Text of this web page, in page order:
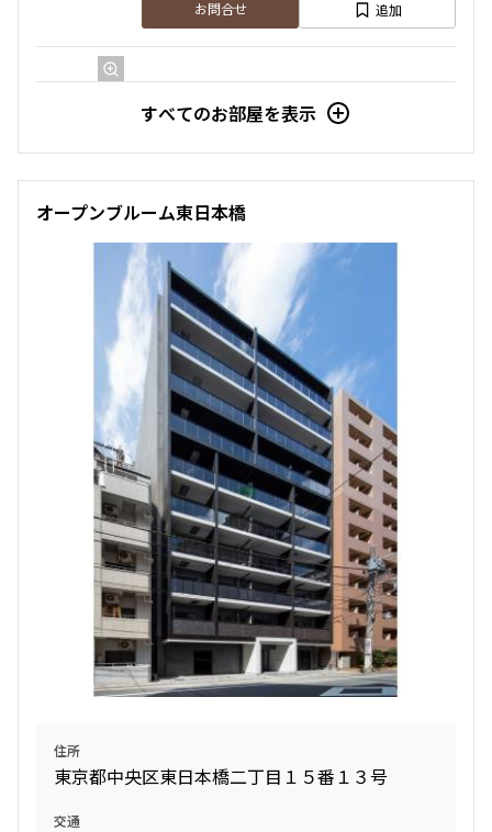
お問合せ 追加
6階６０９
147,000円15,000円
1.0ヶ月 無
1DK 27.90㎡
三井の賃貸 駅近 ペット可
お問合せ
すべてのお部屋を表示
オープンブルーム東日本橋
住所
東京都中央区東日本橋二丁目１５番１３号
交通